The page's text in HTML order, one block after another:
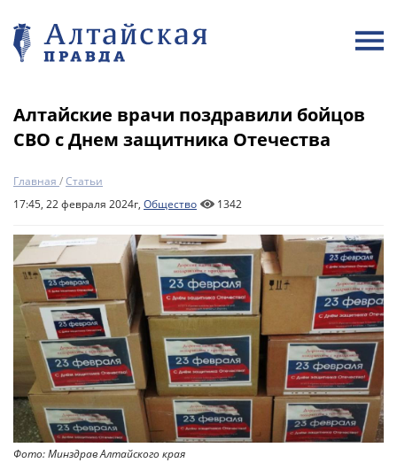
Алтайские врачи поздравили бойцов
СВО с Днем защитника Отечества
Главная /Статьи
17:45, 22 февраля 2024г, Общество 1342
Фото: Минздрав Алтайского края